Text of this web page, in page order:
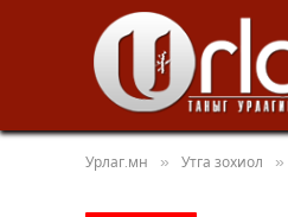
Урлаг.мн » Утга зохиол »